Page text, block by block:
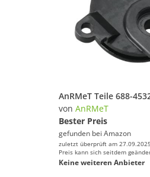
von AnRMeT
Bester Preis
gefunden bei Amazon
zuletzt überprüft am
Preis kann sich seitdem
Keine weiteren Anbieter